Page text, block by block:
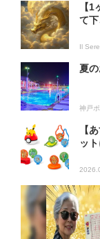
【
て下
Il
夏
神戸
【
ッ